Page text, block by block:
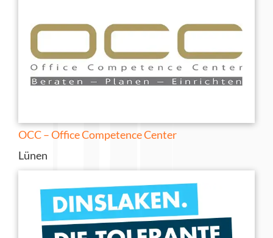
OCC – Office Competence Center
Lünen